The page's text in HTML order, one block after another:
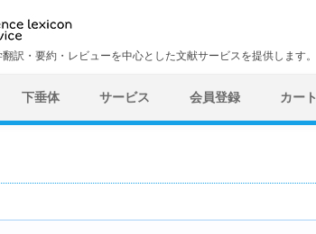
訳・要約・レビューを中心とした文献サービスを提供します。
下垂体 サービス 会員登録 カート